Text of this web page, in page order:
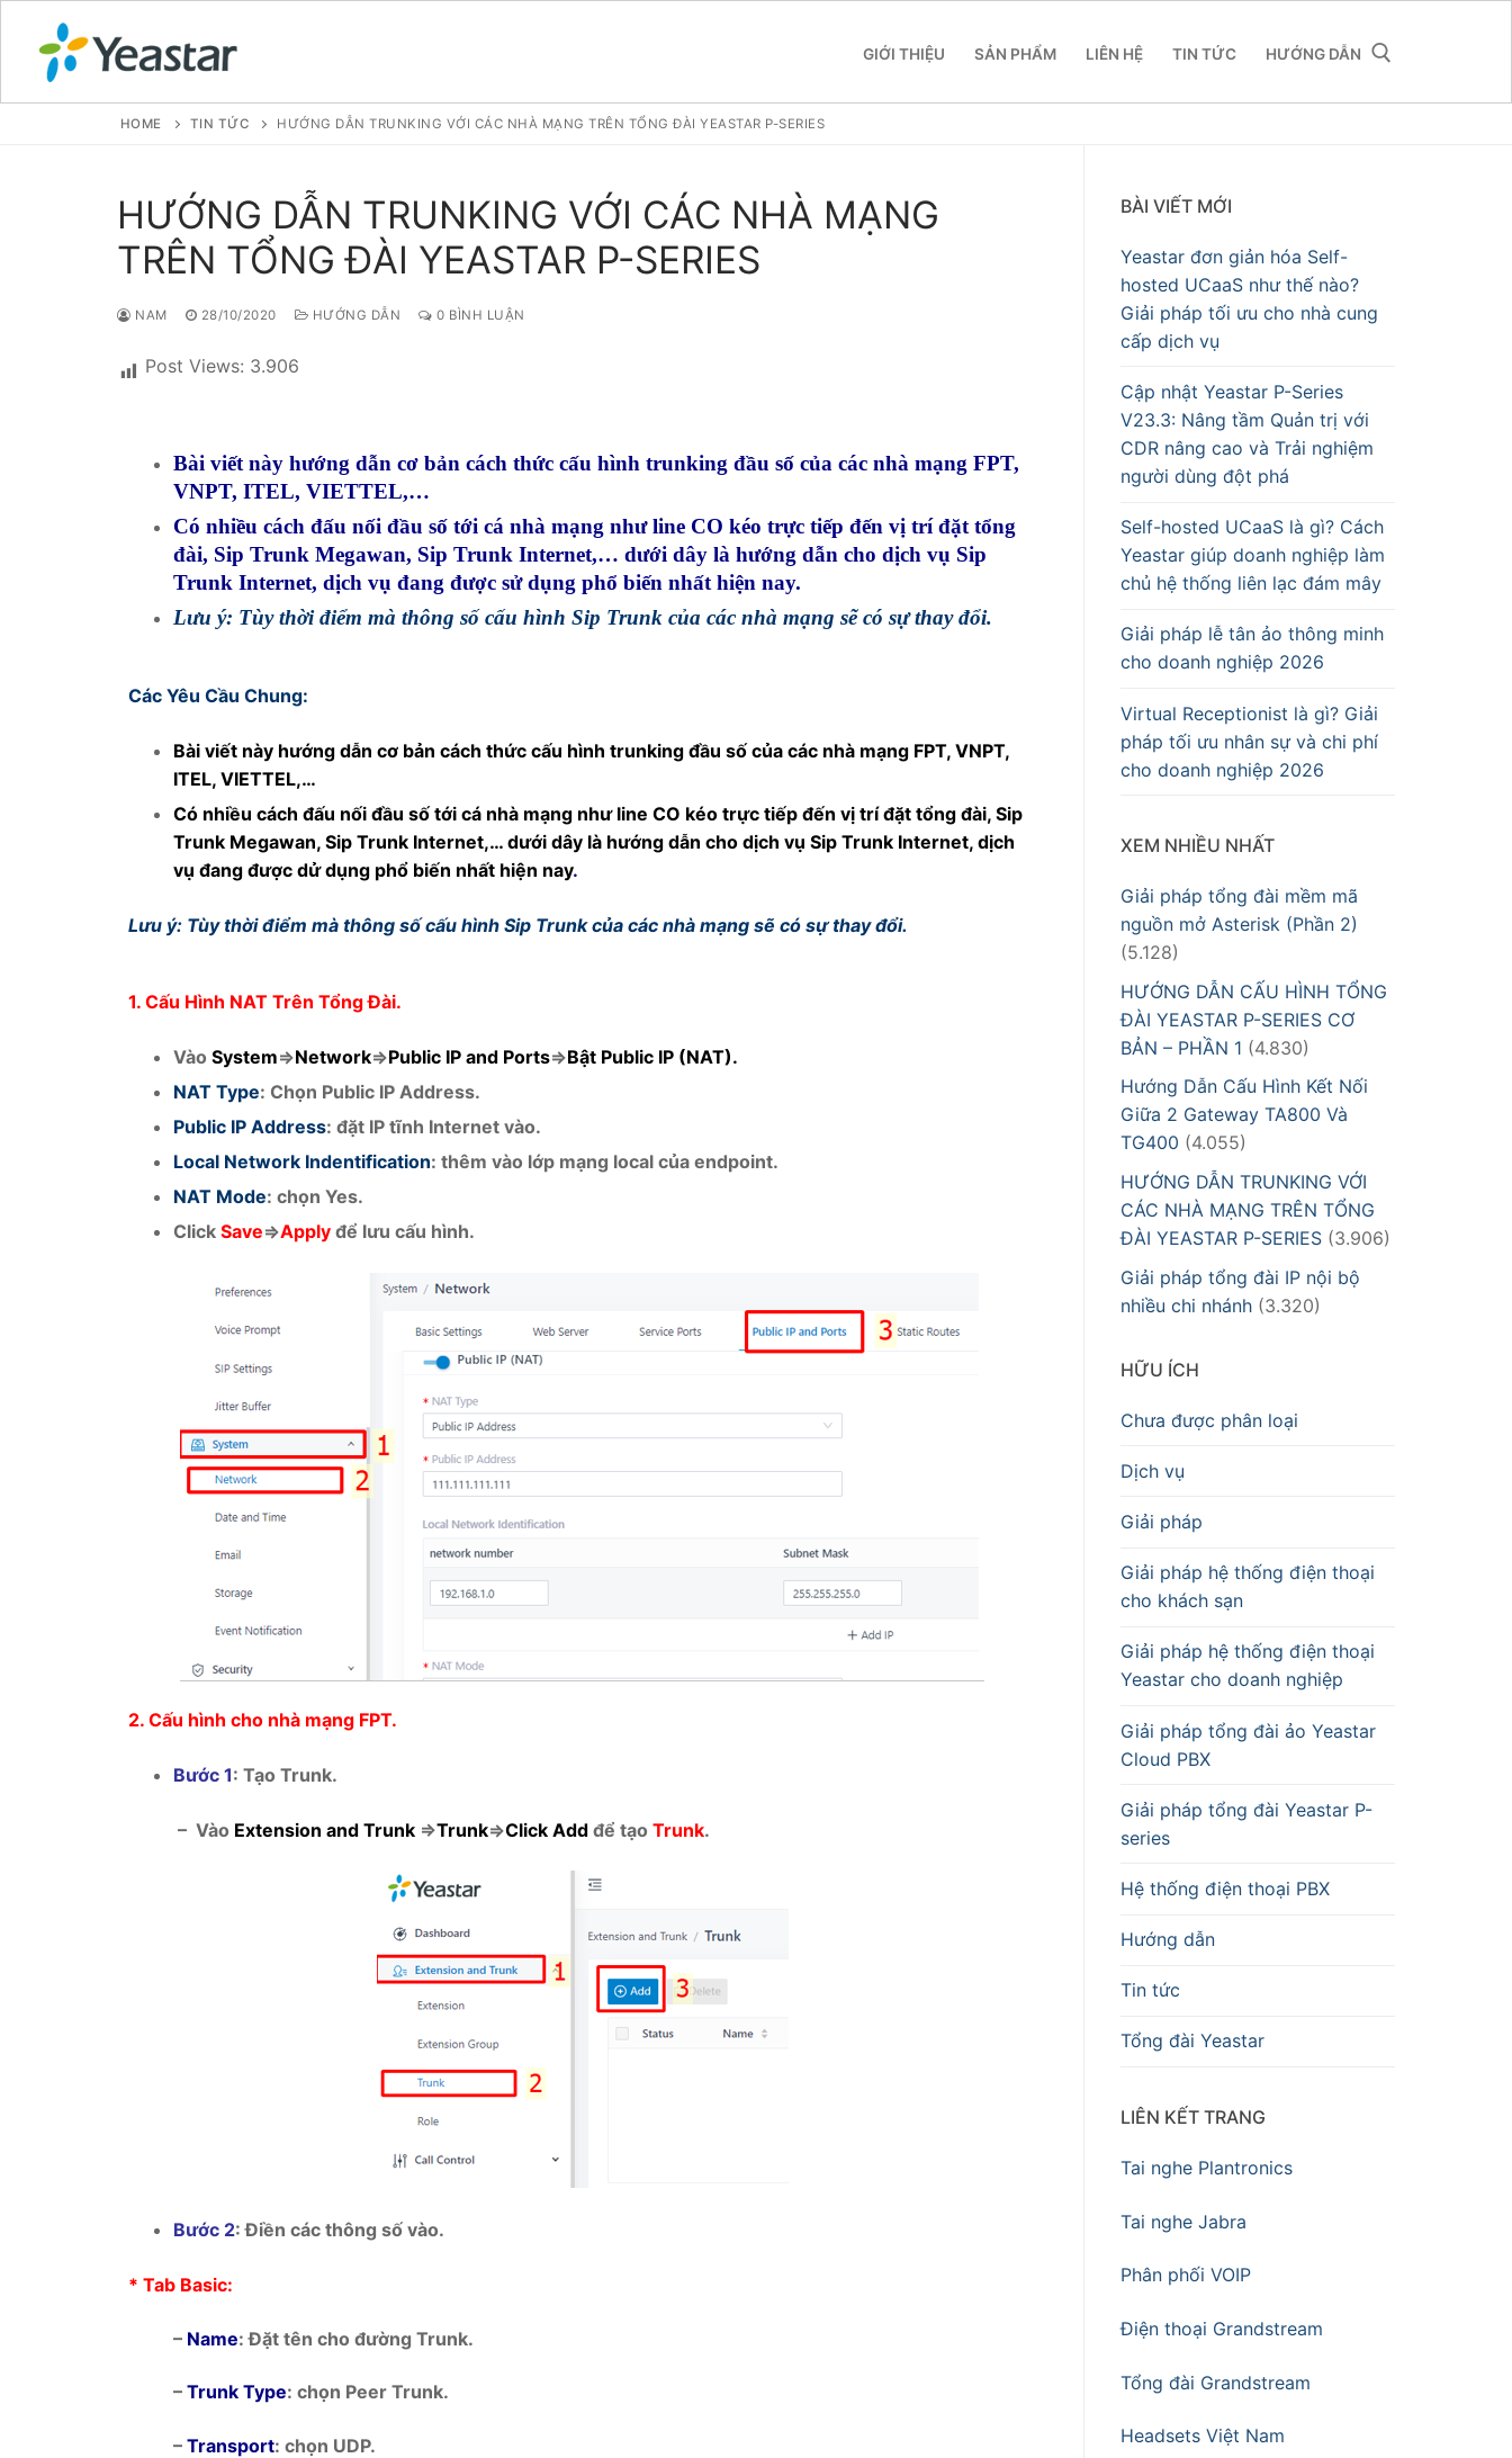
GIỚI THIỆU SẢN PHẨM LIÊN HỆ TIN TỨC HƯỚNG DẪN
GIỚI THIỆU
SẢN PHẨM
Tổng đài VoIP Yeastar S100
Tổng đài VoIP Yeastar S300
FXS VoIP Gateway
FXO VoIP Gateway
VoIP GSM / 3G / 4G Gateways
PRI VoIP Gateway TE200
HOME TIN TỨC HƯỚNG DẪN TRUNKING VỚI CÁC NHÀ MẠNG TRÊN TỔNG ĐÀI YEASTAR P-SERIES
HƯỚNG DẪN TRUNKING VỚI CÁC NHÀ MẠNG
TRÊN TỔNG ĐÀI YEASTAR P-SERIES
NAM 28/10/2020 HƯỚNG DẪN 0 BÌNH LUẬN
Post Views: 3.906
Bài viết này hướng dẫn cơ bản cách thức cấu hình trunking đầu số của các nhà mạng FPT,
VNPT, ITEL, VIETTEL,…
Có nhiều cách đấu nối đầu số tới cá nhà mạng như line CO kéo trực tiếp đến vị trí đặt tổng
đài, Sip Trunk Megawan, Sip Trunk Internet,… dưới dây là hướng dẫn cho dịch vụ Sip
Trunk Internet, dịch vụ đang được sử dụng phổ biến nhất hiện nay.
Lưu ý: Tùy thời điểm mà thông số cấu hình Sip Trunk của các nhà mạng sẽ có sự thay đổi.
Các Yêu Cầu Chung:
Bài viết này hướng dẫn cơ bản cách thức cấu hình trunking đầu số của các nhà mạng FPT, VNPT,
ITEL, VIETTEL,…
Có nhiều cách đấu nối đầu số tới cá nhà mạng như line CO kéo trực tiếp đến vị trí đặt tổng đài, Sip
Trunk Megawan, Sip Trunk Internet,… dưới dây là hướng dẫn cho dịch vụ Sip Trunk Internet, dịch
vụ đang được dử dụng phổ biến nhất hiện nay.
Lưu ý: Tùy thời điểm mà thông số cấu hình Sip Trunk của các nhà mạng sẽ có sự thay đổi.
1. Cấu Hình NAT Trên Tổng Đài.
Vào System=>Network=>Public IP and Ports=>Bật Public IP (NAT).
NAT Type: Chọn Public IP Address.
Public IP Address: đặt IP tĩnh Internet vào.
Local Network Indentification: thêm vào lớp mạng local của endpoint.
NAT Mode: chọn Yes.
Click Save=>Apply để lưu cấu hình.
2. Cấu hình cho nhà mạng FPT.
Bước 1: Tạo Trunk.
– Vào Extension and Trunk =>Trunk=>Click Add để tạo Trunk.
Bước 2: Điền các thông số vào.
* Tab Basic:
– Name: Đặt tên cho đường Trunk.
– Trunk Type: chọn Peer Trunk.
– Transport: chọn UDP.
BÀI VIẾT MỚI
Yeastar đơn giản hóa Self-
hosted UCaaS như thế nào?
Giải pháp tối ưu cho nhà cung
cấp dịch vụ
Cập nhật Yeastar P-Series
V23.3: Nâng tầm Quản trị với
CDR nâng cao và Trải nghiệm
người dùng đột phá
Self-hosted UCaaS là gì? Cách
Yeastar giúp doanh nghiệp làm
chủ hệ thống liên lạc đám mây
Giải pháp lễ tân ảo thông minh
cho doanh nghiệp 2026
Virtual Receptionist là gì? Giải
pháp tối ưu nhân sự và chi phí
cho doanh nghiệp 2026
XEM NHIỀU NHẤT
Giải pháp tổng đài mềm mã
nguồn mở Asterisk (Phần 2)
(5.128)
HƯỚNG DẪN CẤU HÌNH TỔNG
ĐÀI YEASTAR P-SERIES CƠ
BẢN – PHẦN 1 (4.830)
Hướng Dẫn Cấu Hình Kết Nối
Giữa 2 Gateway TA800 Và
TG400 (4.055)
HƯỚNG DẪN TRUNKING VỚI
CÁC NHÀ MẠNG TRÊN TỔNG
ĐÀI YEASTAR P-SERIES (3.906)
Giải pháp tổng đài IP nội bộ
nhiều chi nhánh (3.320)
HỮU ÍCH
Chưa được phân loại
Dịch vụ
Giải pháp
Giải pháp hệ thống điện thoại
cho khách sạn
Giải pháp hệ thống điện thoại
Yeastar cho doanh nghiệp
Giải pháp tổng đài ảo Yeastar
Cloud PBX
Giải pháp tổng đài Yeastar P-
series
Hệ thống điện thoại PBX
Hướng dẫn
Tin tức
Tổng đài Yeastar
LIÊN KẾT TRANG
Tai nghe Plantronics
Tai nghe Jabra
Phân phối VOIP
Điện thoại Grandstream
Tổng đài Grandstream
Headsets Việt Nam